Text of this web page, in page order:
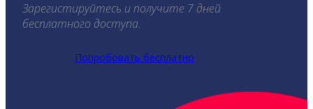
Зарегистируйтесь и получите 7 дней
бесплатного доступа.
Попробовать бесплатно